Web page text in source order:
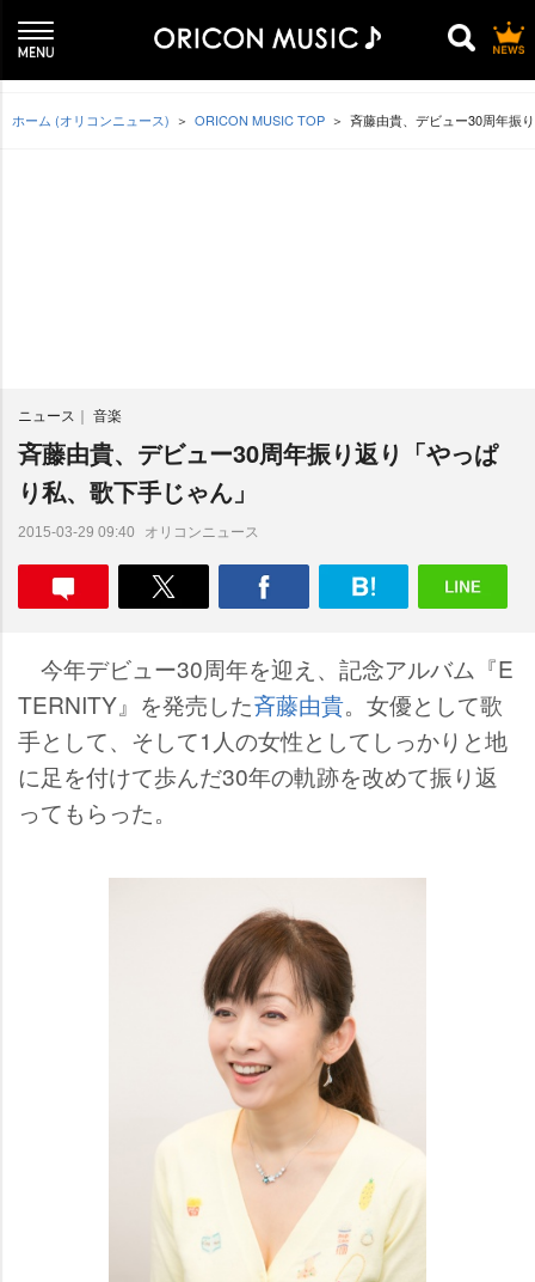
ホーム (オリコンニュース) ORICON MUSIC TOP 斉藤由貴、デビュー30周年振
ニュース 音楽
斉藤由貴、デビュー30周年振り返り「やっぱ
り私、歌下手じゃん」
2015-03-29 09:40 オリコンニュース
今年デビュー30周年を迎え、記念アルバム『E
TERNITY』を発売した斉藤由貴。女優として歌
手として、そして1人の女性としてしっかりと地
に足を付けて歩んだ30年の軌跡を改めて振り返
ってもらった。